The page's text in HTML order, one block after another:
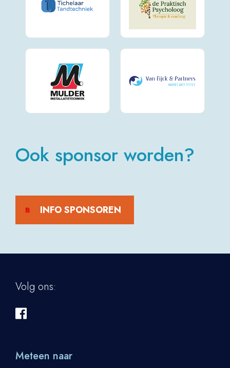
Ook sponsor worden?
INFO SPONSOREN
Volg ons:
Meteen naar